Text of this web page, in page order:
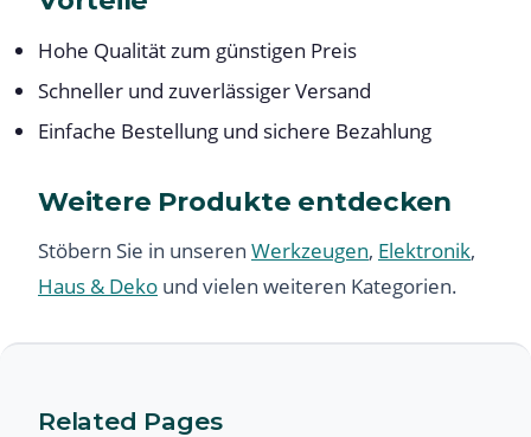
Hohe Qualität zum günstigen Preis
Schneller und zuverlässiger Versand
Einfache Bestellung und sichere Bezahlung
Weitere Produkte entdecken
Stöbern Sie in unseren Werkzeugen, Elektronik,
Haus & Deko und vielen weiteren Kategorien.
Related Pages